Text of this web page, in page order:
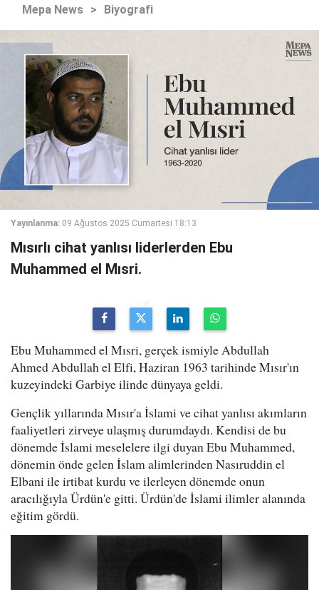
Mepa News > Biyografi
Yayınlanma: 09 Ağustos 2025 Cumartesi 18:13
Mısırlı cihat yanlısı liderlerden Ebu
Muhammed el Mısri.
Ebu Muhammed el Mısri, gerçek ismiyle Abdullah
Ahmed Abdullah el Elfi, Haziran 1963 tarihinde Mısır'ın
kuzeyindeki Garbiye ilinde dünyaya geldi.
Gençlik yıllarında Mısır'a İslami ve cihat yanlısı akımların
faaliyetleri zirveye ulaşmış durumdaydı. Kendisi de bu
dönemde İslami meselelere ilgi duyan Ebu Muhammed,
dönemin önde gelen İslam alimlerinden Nasıruddin el
Elbani ile irtibat kurdu ve ilerleyen dönemde onun
aracılığıyla Ürdün'e gitti. Ürdün'de İslami ilimler alanında
eğitim gördü.